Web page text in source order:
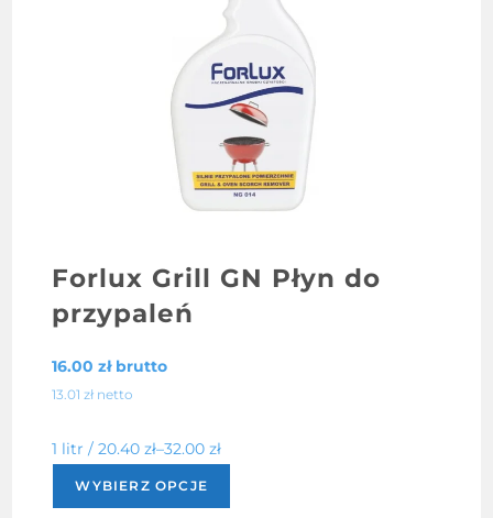
Forlux Grill GN Płyn do
przypaleń
16.00złbrutto
13.01 zł netto
1 litr / 20.40zł–32.00zł
WYBIERZ OPCJE